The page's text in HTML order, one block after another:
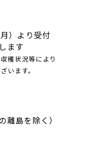
）より受付
ます
穫状況等により
います。
離島を除く）